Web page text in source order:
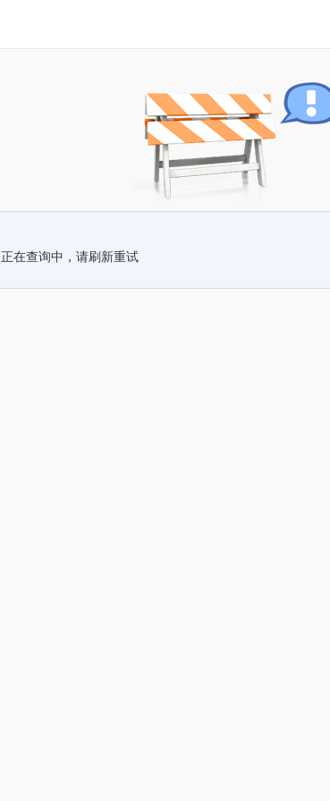
正在查询中，请刷新重试